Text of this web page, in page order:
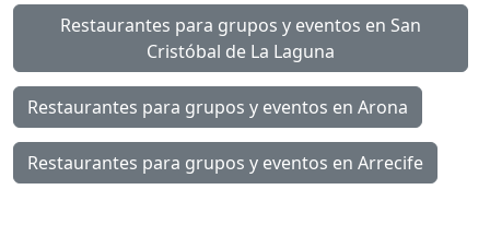
Restaurantes para grupos y eventos en San
Cristóbal de La Laguna
Restaurantes para grupos y eventos en Arona
Restaurantes para grupos y eventos en Arrecife